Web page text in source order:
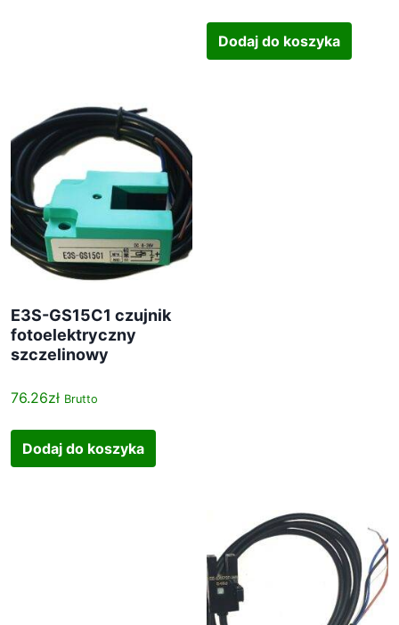
Dodaj do koszyka
E3S-GS15C1 czujnik
fotoelektryczny
szczelinowy
76.26zł Brutto
Dodaj do koszyka